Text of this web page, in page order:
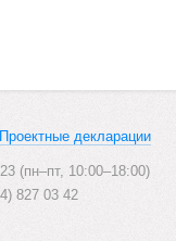
Проектные декларации
(пн–пт, 10:00–18:00)
827 03 42